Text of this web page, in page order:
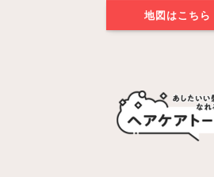
地図はこちら